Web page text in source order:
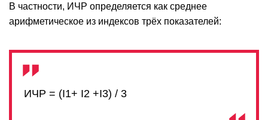
В частности, ИЧР определяется как среднее
арифметическое из индексов трёх показателей:
ИЧР = (I1+ I2 +I3) / 3